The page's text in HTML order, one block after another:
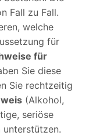
Fall zu Fall.
welche
für
für
Sie diese
Sie rechtzeitig
(Alkohol,
seriöse
unterstützen.